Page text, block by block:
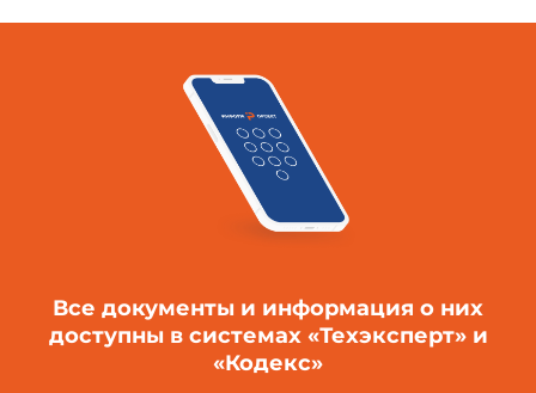
Все документы и информация о них
доступны в системах «Техэксперт» и
«Кодекс»